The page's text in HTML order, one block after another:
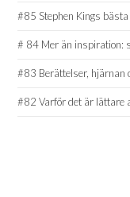
#85 Stephen Kings
# 84 Mer än inspiration:
#83 Berättelser, hjärnan
#82 Varför det är lättare